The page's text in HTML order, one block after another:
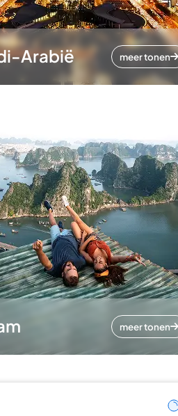
Arabië meer tonen
meer tonen